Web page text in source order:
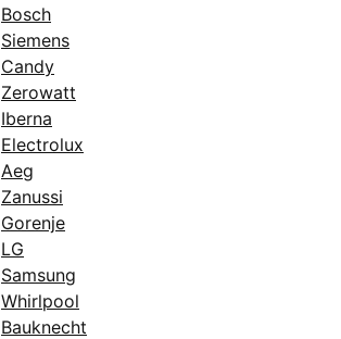
Bosch
Siemens
Candy
Zerowatt
Iberna
Electrolux
Aeg
Zanussi
Gorenje
LG
Samsung
Whirlpool
Bauknecht